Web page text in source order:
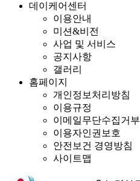
데이케어센터
이용안내
미션&비전
사업 및 서비스
공지사항
갤러리
홈페이지
개인정보처리방침
이용규정
이메일무단수집거부
이용자인권보호
안전보건 경영방침
사이트맵